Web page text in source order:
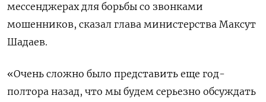
мессенджерах для борьбы со звонками
мошенников, сказал глава министерства Максут
Шадаев.
«Очень сложно было представить еще год-
полтора назад, что мы будем серьезно обсуждать